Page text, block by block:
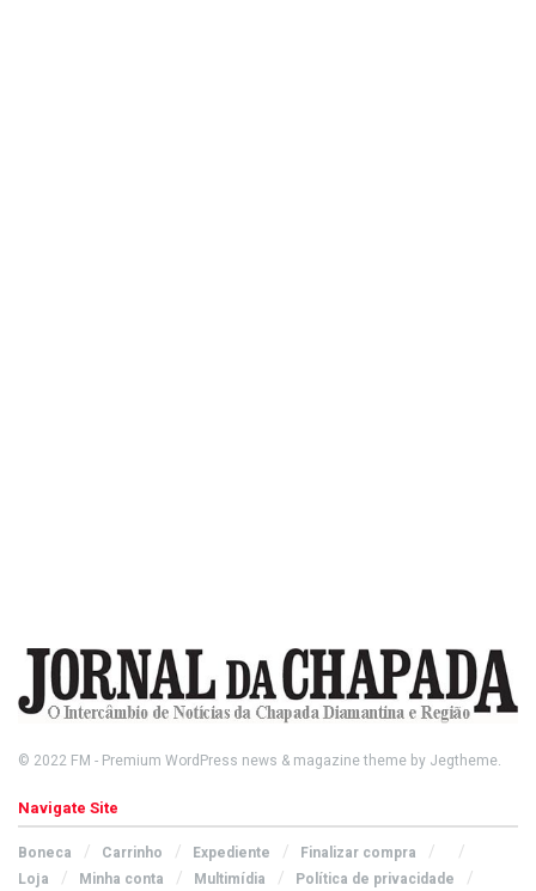
© 2022 FM - Premium WordPress news & magazine theme by Jegtheme.
Navigate Site
Boneca Carrinho Expediente
Finalizar compra
Loja
Minha conta Multimídia Política de privacidade